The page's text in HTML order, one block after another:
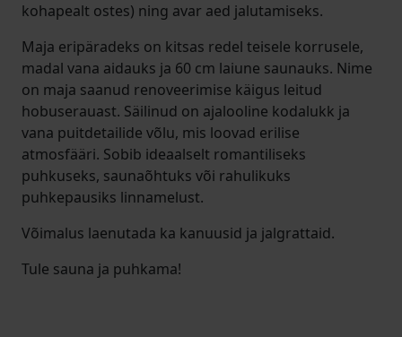
kohapealt ostes) ning avar aed jalutamiseks.
Maja eripäradeks on kitsas redel teisele korrusele,
madal vana aidauks ja 60 cm laiune saunauks. Nime
on maja saanud renoveerimise käigus leitud
hobuserauast. Säilinud on ajalooline kodalukk ja
vana puitdetailide võlu, mis loovad erilise
atmosfääri. Sobib ideaalselt romantiliseks
puhkuseks, saunaõhtuks või rahulikuks
puhkepausiks linnamelust.
Võimalus laenutada ka kanuusid ja jalgrattaid.
Tule sauna ja puhkama!